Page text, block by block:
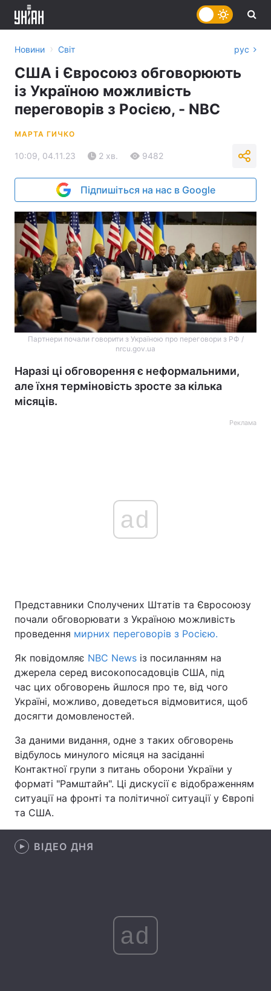
Україна Політика
Спорт Наука
Техно і зв'язок Лайт
Здоров'я Туризм
Цікавинки Погода
Екологія
Лонгріди
Вакансії
Новини › Світ рус
США і Євросоюз обговорюють
із Україною можливість
переговорів з Росією, - NBC
МАРТА ГИЧКО
10:09, 04.11.23 2 хв. 9482
Підпишіться на нас в Google
Партнери почали говорити з Україною про переговори з РФ /
nrcu.gov.ua
Наразі ці обговорення є неформальними,
але їхня терміновість зросте за кілька
місяців.
Реклама
ad
Представники Сполучених Штатів та Євросоюзу
почали обговорювати з Україною можливість
проведення мирних переговорів з Росією.
Як повідомляє NBC News із посиланням на
джерела серед високопосадовців США, під
час цих обговорень йшлося про те, від чого
Україні, можливо, доведеться відмовитися, щоб
досягти домовленостей.
За даними видання, одне з таких обговорень
відбулось минулого місяця на засіданні
Контактної групи з питань оборони України у
форматі "Рамштайн". Ці дискусії є відображенням
ситуації на фронті та політичної ситуації у Європі
та США.
ВІДЕО ДНЯ
ad